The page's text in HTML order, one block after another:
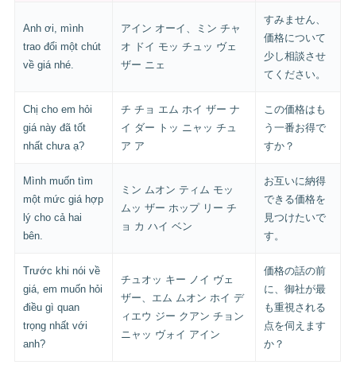
Anh ơi, mình
trao đổi một chút
về giá nhé.
アイン オーイ、ミン チャ
オ ドイ モッ チュッ ヴェ
ザー ニェ
すみません、
価格について
少し相談させ
てください。
Chị cho em hỏi
giá này đã tốt
nhất chưa ạ?
チ チョ エム ホイ ザー ナ
イ ダー トッ ニャッ チュ
ア ア
この価格はも
う一番お得で
すか？
Mình muốn tìm
một mức giá hợp
lý cho cả hai
bên.
ミン ムオン ティム モッ
ムッ ザー ホップ リー チ
ョ カ ハイ ベン
お互いに納得
できる価格を
見つけたいで
す。
Trước khi nói về
giá, em muốn hỏi
điều gì quan
trọng nhất với
anh?
チュオッ キー ノイ ヴェ
ザー、エム ムオン ホイ デ
ィエウ ジー クアン チョン
ニャッ ヴォイ アイン
価格の話の前
に、御社が最
も重視される
点を伺えます
か？